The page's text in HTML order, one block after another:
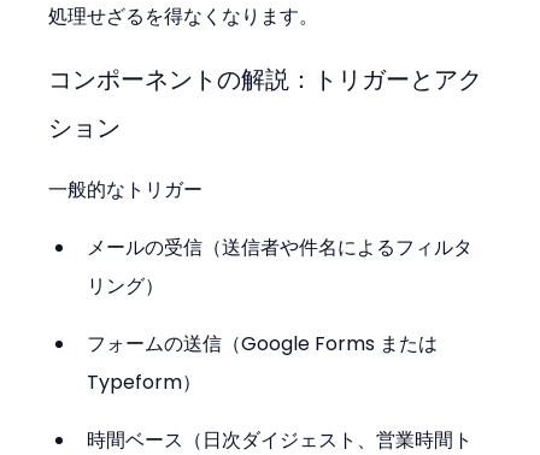
処理せざるを得なくなります。
コンポーネントの解説：トリガーとアク
ション
一般的なトリガー
メールの受信（送信者や件名によるフィルタ
リング）
フォームの送信（Google Forms または
Typeform）
時間ベース（日次ダイジェスト、営業時間ト